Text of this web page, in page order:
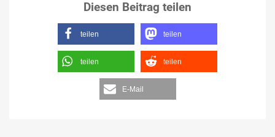
Diesen Beitrag teilen
teilen teilen
teilen teilen
E-Mail